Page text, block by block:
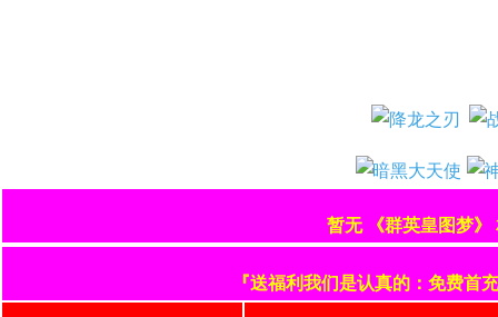
暂无 《群英皇图梦
『送福利我们是认真的：免费首